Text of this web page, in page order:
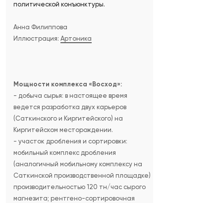
политической конъюнктуры.
Анна Филиппова
Иллюстрация: Артоника
Мощности комплекса «Восход»:
- добыча сырья: в настоящее время
ведется разработка двух карьеров
(Саткинского и Киргитейского) на
Киргитейском месторождении.
- участок дробления и сортировки:
мобильный комплекс дробления
(аналогичный мобильному комплексу на
Саткинской производственной площадке)
производительностью 120 тн/час сырого
магнезита; рентгено-сортировочная